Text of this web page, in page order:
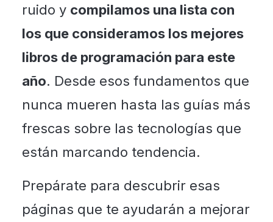
ruido y compilamos una lista con
los que consideramos los mejores
libros de programación para este
año. Desde esos fundamentos que
nunca mueren hasta las guías más
frescas sobre las tecnologías que
están marcando tendencia.
Prepárate para descubrir esas
páginas que te ayudarán a mejorar